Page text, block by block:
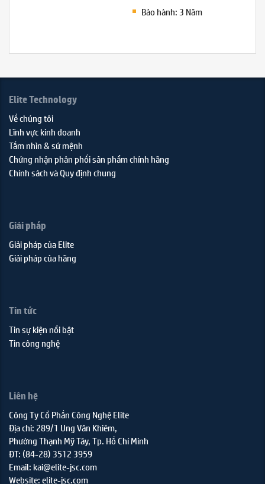
Bảo hành: 3 Năm
Elite Technology
Về chúng tôi
Lĩnh vực kinh doanh
Tầm nhìn & sứ mệnh
Chứng nhận phân phối sản phẩm chính hãng
Chính sách và Quy định chung
Giải pháp
Giải pháp của Elite
Giải pháp của hãng
Tin tức
Tin sự kiện nổi bật
Tin công nghệ
Liên hệ
Công Ty Cổ Phần Công Nghệ Elite
Địa chỉ: 289/1 Ung Văn Khiêm,
Phường Thạnh Mỹ Tây, Tp. Hồ Chí Minh
ĐT: (84-28) 3512 3959
Email: kai@elite-jsc.com
Website: elite-jsc.com